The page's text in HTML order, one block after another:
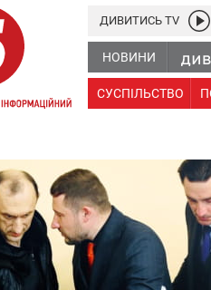
НОВИНИ
СУСПІЛЬСТВО
ДИВИТИСЬ TV